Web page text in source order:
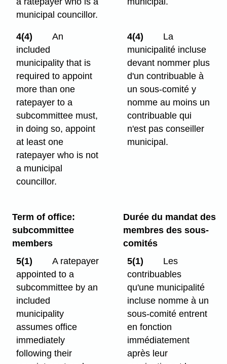
municipal councillor.
4(4)
An
included
municipality that is
required to appoint
more than one
ratepayer to a
subcommittee must,
in doing so, appoint
at least one
ratepayer who is not
a municipal
councillor.
4(4)
La
municipalité incluse
devant nommer plus
d'un contribuable à
un sous-comité y
nomme au moins un
contribuable qui
n'est pas conseiller
municipal.
Term of office:
subcommittee
members
5(1)
A ratepayer
appointed to a
subcommittee by an
included
municipality
assumes office
immediately
following their
Durée du mandat des
membres des sous-
comités
5(1)
Les
contribuables
qu'une municipalité
incluse nomme à un
sous-comité entrent
en fonction
immédiatement
après leur